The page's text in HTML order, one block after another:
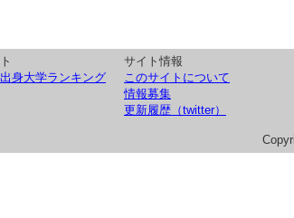
身大学ランキング
サイト情報
このサイトについて
情報募集
更新履歴（twitter）